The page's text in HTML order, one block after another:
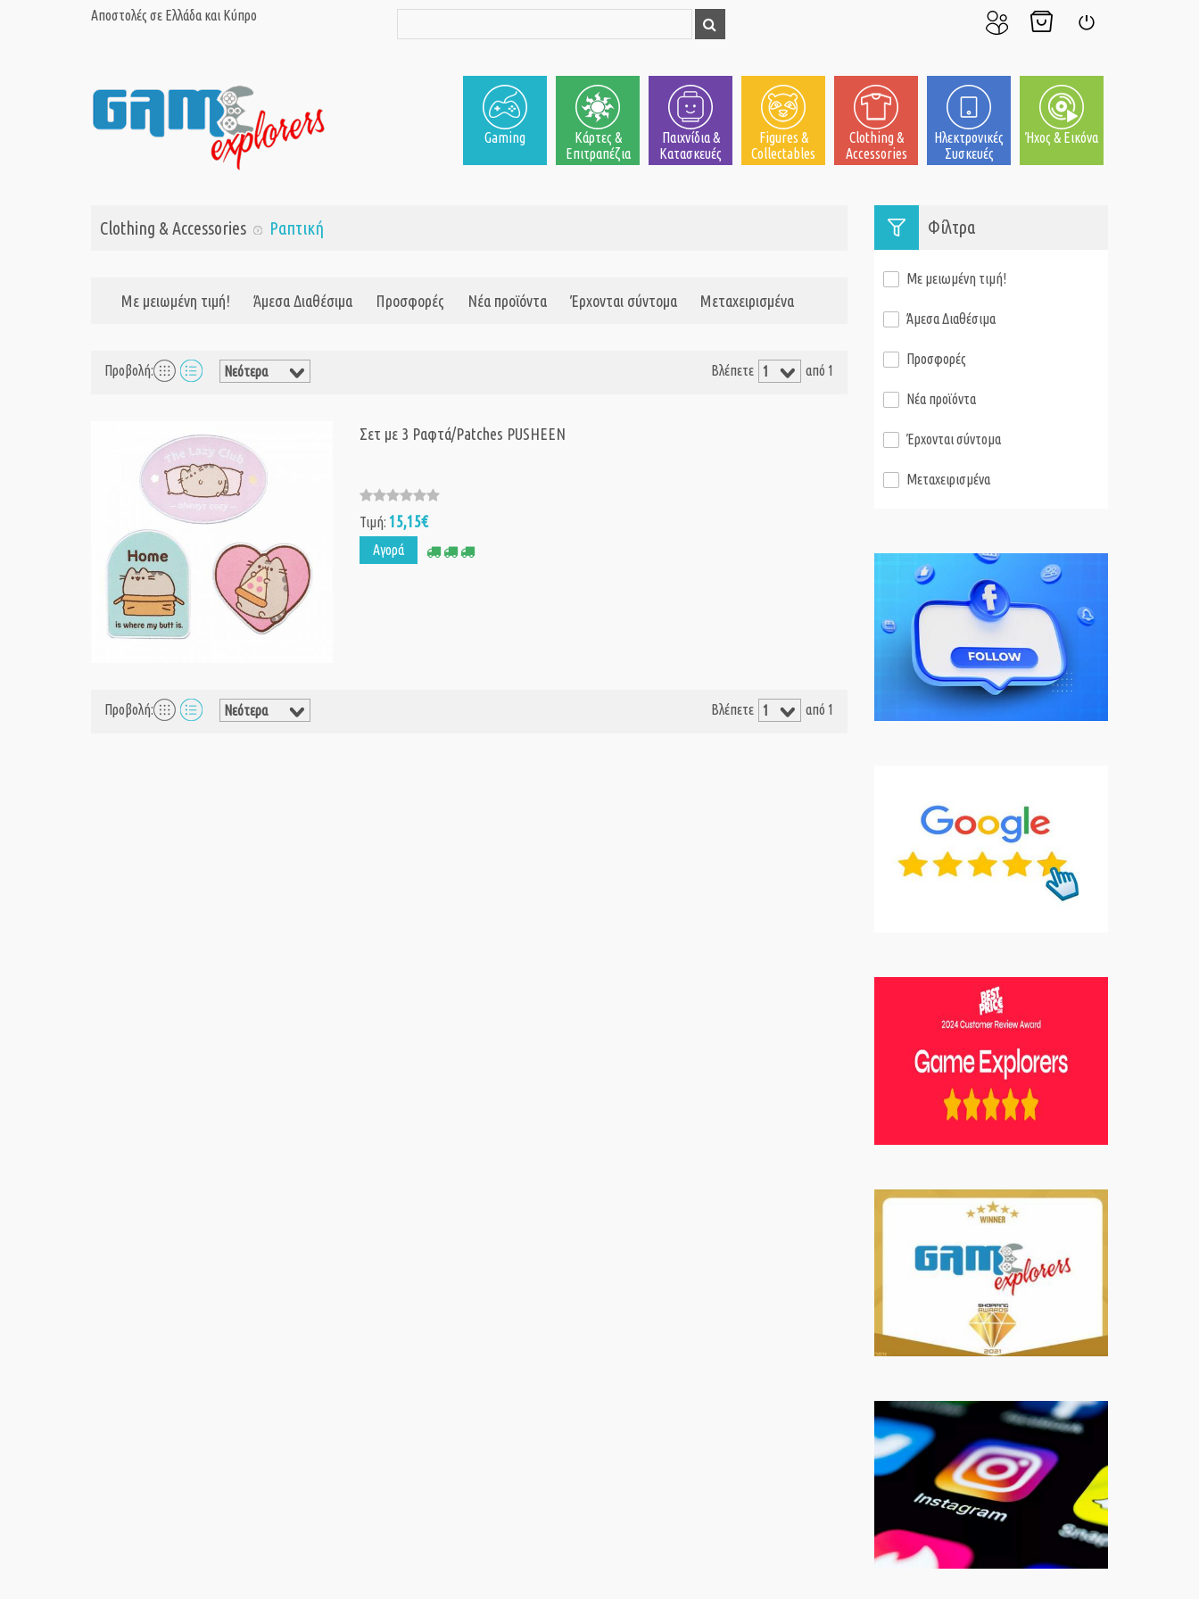
Αποστολές σε Ελλάδα και Κύπρο
μου
Gaming
Κάρτες &
Επιτραπέζια
Παιχνίδια &
Κατασκευές
Figures &
Collectables
Clothing &
Accessories
Ηλεκτρονικές
Συσκευές
Ήχος & Εικόνα
Clothing & Accessories Ραπτική
Με μειωμένη τιμή! Άμεσα Διαθέσιμα Προσφορές Νέα προϊόντα Έρχονται σύντομα Μεταχειρισμένα
Προβολή: Βλέπετε από 1
Σετ με 3 Ραφτά/Patches PUSHEEN
Τιμή:15,15€
Αγορά
Προβολή: Βλέπετε από 1
Φίλτρα
Με μειωμένη τιμή!
Άμεσα Διαθέσιμα
Προσφορές
Νέα προϊόντα
Έρχονται σύντομα
Μεταχειρισμένα